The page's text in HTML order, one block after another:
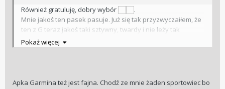
Również gratuluję, dobry wybór
.
Mnie jakoś ten pasek pasuje. Już się tak przyzwyczaiłem, że
ten z G teraz jakoś taki sztywny, twardy i nie leży tak
wygodnie jak ten z Garmin-a. Fajnie wygląda też aplikacja
Garmin Connect, wszystkie statystyki, treningi, rywalizację
Pokaż więcej
Apka Garmina też jest fajna. Chodź ze mnie żaden sportowiec bo